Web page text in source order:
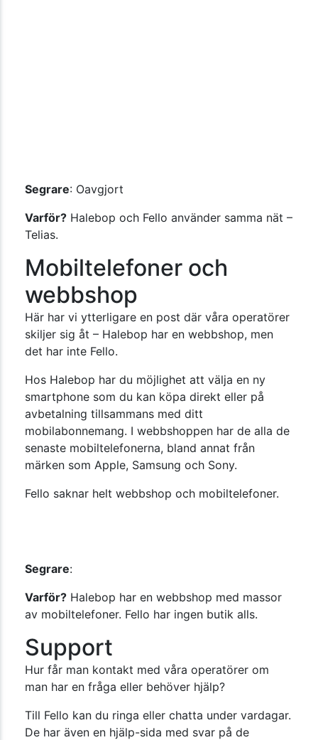
Segrare: Oavgjort
Varför? Halebop och Fello använder samma nät –
Telias.
Mobiltelefoner och
webbshop
Här har vi ytterligare en post där våra operatörer
skiljer sig åt – Halebop har en webbshop, men
det har inte Fello.
Hos Halebop har du möjlighet att välja en ny
smartphone som du kan köpa direkt eller på
avbetalning tillsammans med ditt
mobilabonnemang. I webbshoppen har de alla de
senaste mobiltelefonerna, bland annat från
märken som Apple, Samsung och Sony.
Fello saknar helt webbshop och mobiltelefoner.
Segrare:
Varför? Halebop har en webbshop med massor
av mobiltelefoner. Fello har ingen butik alls.
Support
Hur får man kontakt med våra operatörer om
man har en fråga eller behöver hjälp?
Till Fello kan du ringa eller chatta under vardagar.
De har även en hjälp-sida med svar på de